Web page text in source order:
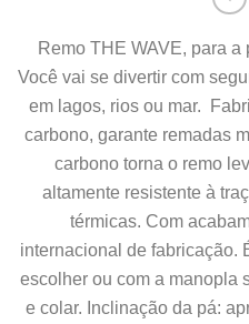
Remo THE WAVE, para
Você vai se divertir com
em lagos, rios ou mar.
carbono, garante remadas
carbono torna o remo
altamente resistente à
térmicas. Com
internacional de fabricação.
escolher ou com a manopla
e colar. Inclinação da pá: